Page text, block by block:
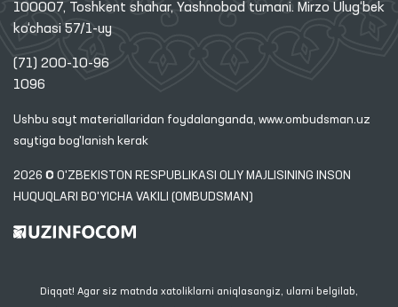
100007, Toshkent shahar, Yashnobod tumani. Mirzo Ulug‘bek
ko‘chasi 57/1-uy
(71) 200-10-96
1096
Ushbu sayt materiallaridan foydalanganda, www.ombudsman.uz
saytiga bog'lanish kerak
2026 © O'ZBEKISTON RESPUBLIKASI OLIY MAJLISINING INSON
HUQUQLARI BO'YICHA VAKILI (OMBUDSMAN)
Diqqat! Agar siz matnda xatoliklarni aniqlasangiz, ularni belgilab,